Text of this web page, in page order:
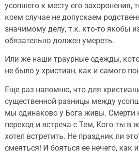
усопшего к месту его захоронения,
коем случае не допускаем
значимому делу, т.к. кто-то якобы
обязательно должен умереть.
Или же наши траурные одежды,
не было у христиан, как и самого
Еще раз напомню, что для
существенной разницы между
мы одинаково у Бога живы. Смерти
переход и встреча с Тем, Кого ты в
хотел встретить. Не праздник ли
смеяться! И бояться ее нечего, как